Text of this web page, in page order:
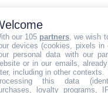
enduits
our 105 partners , we wish
devices (cookies, pixels
personal data with our
or in our emails,
including in other contexts.
this data
loyalty programs,